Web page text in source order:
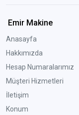
Emir Makine
Anasayfa
Hakkımızda
Hesap Numaralarımız
Müşteri Hizmetleri
İletişim
Konum